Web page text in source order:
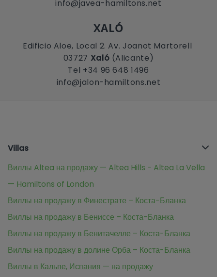
info@javea-hamiltons.net
XALÓ
Edificio Aloe, Local 2. Av. Joanot Martorell
03727 Xaló (Alicante)
Tel +34 96 648 1496
info@jalon-hamiltons.net
Villas
Виллы Altea на продажу — Altea Hills - Altea La Vella
— Hamiltons of London
Виллы на продажу в Финестрате – Коста-Бланка
Виллы на продажу в Бениссе – Коста-Бланка
Виллы на продажу в Бенитачелле – Коста-Бланка
Виллы на продажу в долине Орба – Коста-Бланка
Виллы в Кальпе, Испания — на продажу